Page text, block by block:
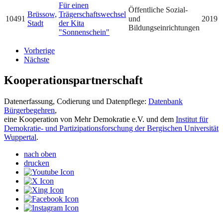
10491
Brüssow,
Stadt
Für einen
Trägerschaftswechsel
der Kita
"Sonnenschein"
Öffentliche Sozial-
und
Bildungseinrichtungen
2019
Vorherige
Nächste
Kooperationspartnerschaft
Datenerfassung, Codierung und Datenpflege: Datenbank
Bürgerbegehren,
eine Kooperation von Mehr Demokratie e.V. und dem Institut für
Demokratie- und Partizipationsforschung der Bergischen Universität
Wuppertal.
nach oben
drucken